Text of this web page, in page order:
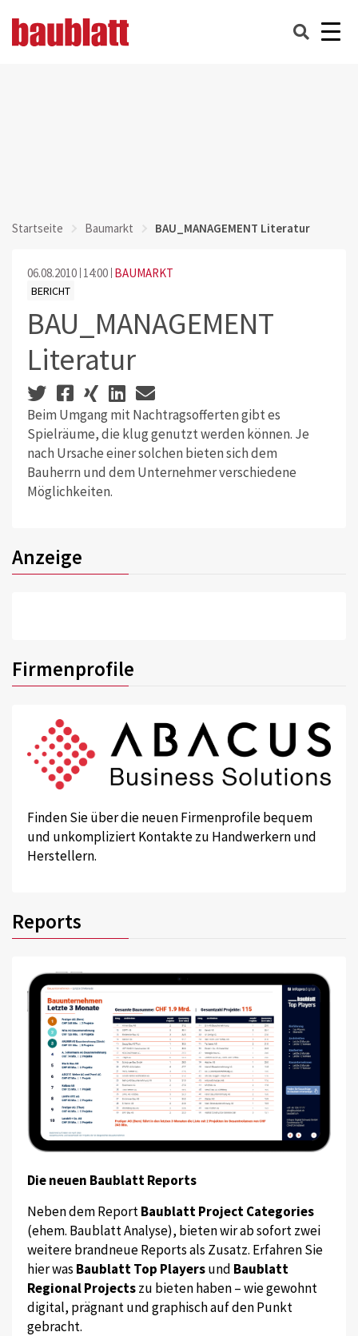
Startseite Baumarkt BAU_MANAGEMENT Literatur
06.08.2010 14:00 BAUMARKT
BERICHT
BAU_MANAGEMENT
Literatur
Beim Umgang mit Nachtragsofferten gibt es
Spielräume, die klug genutzt werden können. Je
nach Ursache einer solchen bieten sich dem
Bauherrn und dem Unternehmer verschiedene
Möglichkeiten.
Anzeige
Firmenprofile
Finden Sie über die neuen Firmenprofile bequem
und unkompliziert Kontakte zu Handwerkern und
Herstellern.
Reports
Die neuen Baublatt Reports
Neben dem ReportBaublatt Project Categories
(ehem. Baublatt Analyse), bieten wir ab sofort zwei
weitere brandneue Reports als Zusatz. Erfahren Sie
hier was Baublatt Top Playersund Baublatt
Regional Projectszu bieten haben – wie gewohnt
digital, prägnant und graphisch auf den Punkt
gebracht.